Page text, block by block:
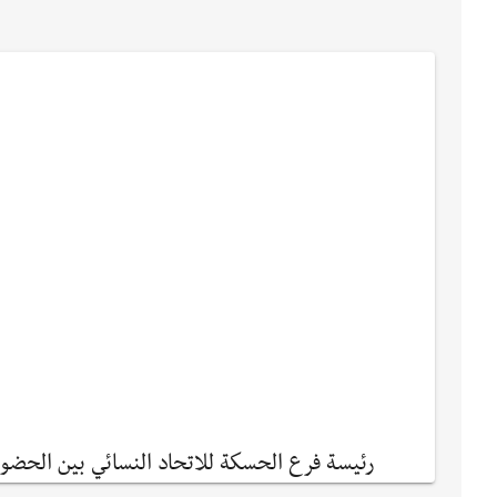
رئيسة فرع الحسكة للاتحاد النسائي بين